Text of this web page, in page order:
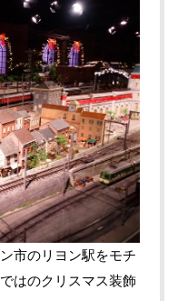
市のリヨン駅をモチ
はのクリスマス装飾